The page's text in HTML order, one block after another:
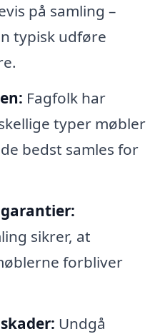
på samling –
typisk udføre
Fagfolk har
typer møbler
bedst samles for
sikrer, at
forbliver
Undgå